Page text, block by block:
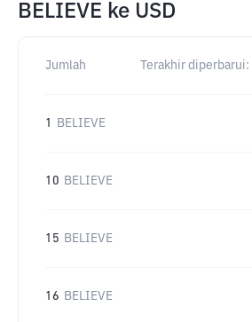
BELIEVE ke USD
Jumlah Terakhir diperbarui:
1 BELIEVE
10 BELIEVE
15 BELIEVE
16 BELIEVE